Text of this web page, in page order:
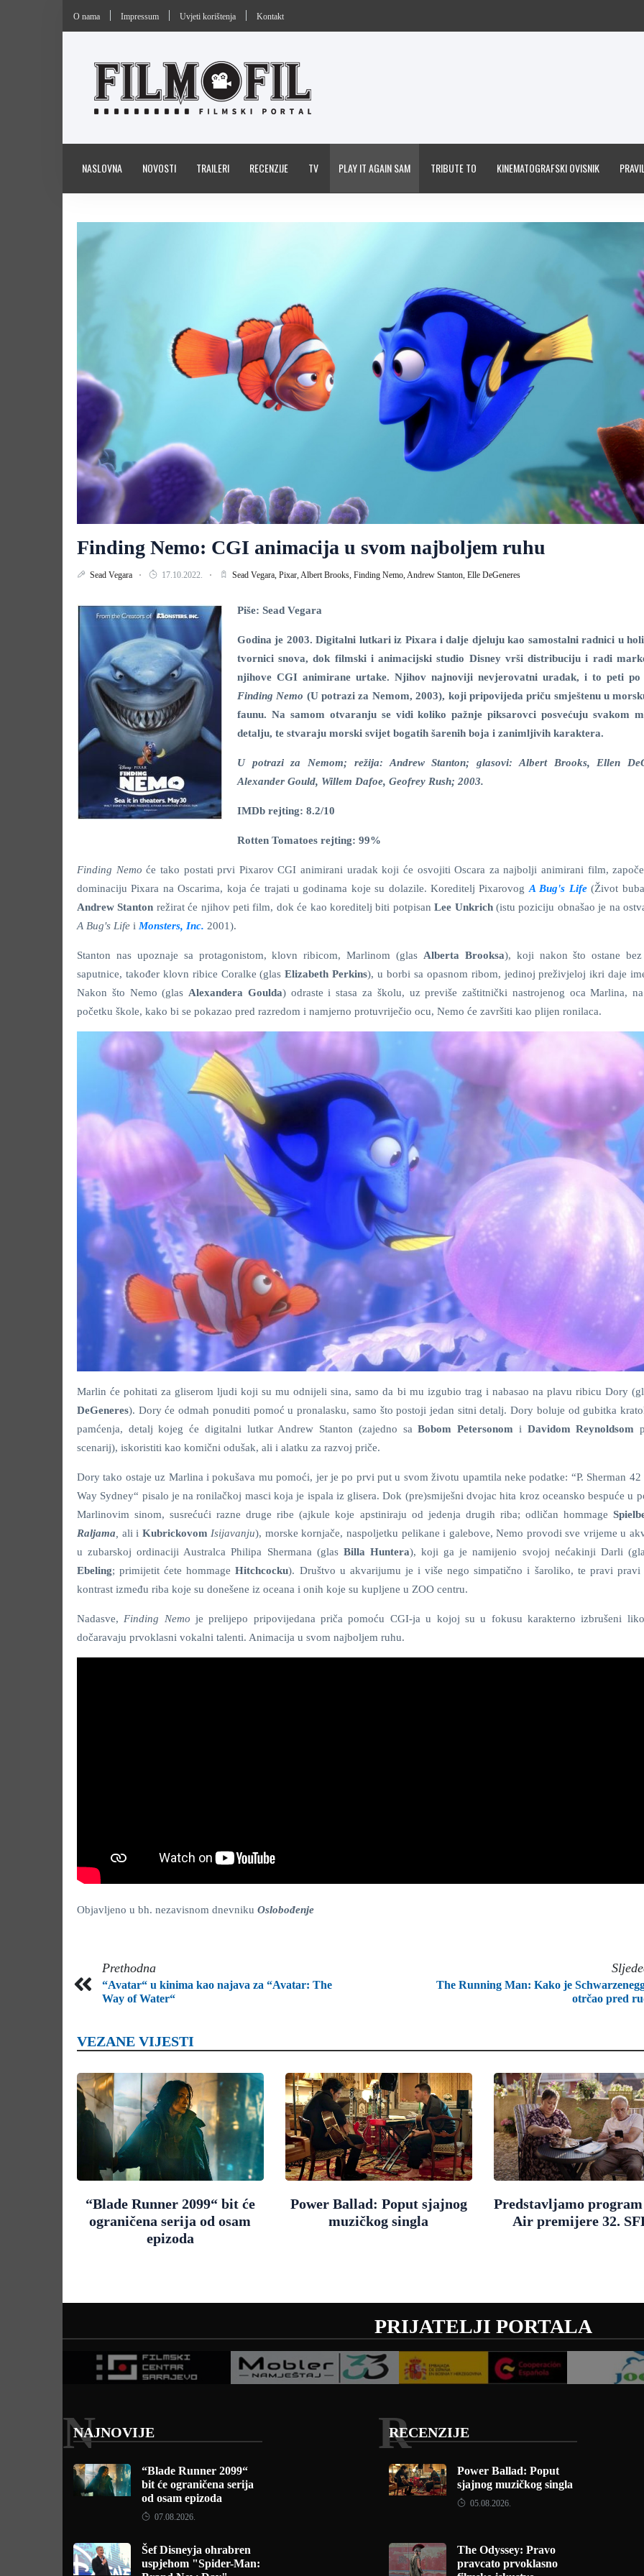
O nama Impressum Uvjeti korištenja Kontakt
NASLOVNA NOVOSTI TRAILERI RECENZIJE TV PLAY IT AGAIN SAM TRIBUTE TO KINEMATOGRAFSKI OVISNIK
Finding Nemo: CGI animacija u svom najboljem ruhu
Sead Vegara 17.10.2022. Sead Vegara, Pixar,Albert Brooks, Finding Nemo,Andrew Stanton, Elle DeGeneres
Piše: Sead Vegara
Godina je 2003. Digitalni lutkari iz Pixara i dalje djeluju kao samostalni radnici u
tvornici snova, dok filmski i animacijski studio Disney vrši distribuciju i radi
njihove CGI animirane urtake. Njihov najnoviji nevjerovatni uradak, i to peti po
Finding Nemo (U potrazi za Nemom, 2003), koji pripovijeda priču smještenu u
faunu. Na samom otvaranju se vidi koliko pažnje piksarovci posvećuju svakom
detalju, te stvaraju morski svijet bogatih šarenih boja i zanimljivih karaktera.
U potrazi za Nemom; režija: Andrew Stanton; glasovi: Albert Brooks, Ellen
Alexander Gould, Willem Dafoe, Geofrey Rush; 2003.
IMDb rejting: 8.2/10
Rotten Tomatoes rejting: 99%
Finding Nemoće tako postati prvi Pixarov CGI animirani uradak koji će osvojiti Oscara za najbolji animirani film,
dominaciju Pixara na Oscarima, koja će trajati u godinama koje su dolazile. Koreditelj Pixarovog A Bug's Life(Život
Andrew Stanton režirat će njihov peti film, dok će kao koreditelj biti potpisanLee Unkrich(istu poziciju obnašao je na
A Bug's Life i Monsters, Inc. 2001).
Stanton nas upoznaje sa protagonistom, klovn ribicom, Marlinom (glas Alberta Brooksa), koji nakon što ostane bez
saputnice, također klovn ribice Coralke (glasElizabeth Perkins), u borbi sa opasnom ribom, jedinoj preživjeloj ikri daje
Nakon što Nemo (glas Alexandera Goulda) odraste i stasa za školu, uz previše zaštitnički nastrojenog oca Marlina,
početku škole, kako bi se pokazao pred razredom i namjerno protuvriječio ocu, Nemo će završiti kao plijen ronilaca.
Marlin će pohitati za gliserom ljudi koji su mu odnijeli sina, samo da bi mu izgubio trag i nabasao na plavu ribicu Dory
DeGeneres). Dory će odmah ponuditi pomoć u pronalasku, samo što postoji jedan sitni detalj. Dory boluje od gubitka
pamćenja, detalj kojeg će digitalni lutkar Andrew Stanton (zajedno saBobom Petersonom i Davidom Reynoldsom
scenarij), iskoristiti kao komični odušak, ali i alatku za razvoj priče.
Dory tako ostaje uz Marlina i pokušava mu pomoći, jer je po prvi put u svom životu upamtila neke podatke: “P. Sherman 42
Way Sydney“ pisalo je na ronilačkoj masci koja je ispala iz glisera. Dok (pre)smiješni dvojac hita kroz oceansko bespuće u
Marlinovim sinom, susrećući razne druge ribe (ajkule koje apstiniraju od jedenja drugih riba; odličan hommage
Raljama
ali i Kubrickovom Isijavanju), morske kornjače, naspoljetku pelikane i galebove, Nemo provodi sve vrijeme u
u zubarskoj ordinaciji Australca Philipa Shermana (glas Billa Huntera), koji ga je namijenio svojoj nećakinji Darli
Ebeling; primijetit ćete hommageHitchcocku). Društvo u akvarijumu je i više nego simpatično i šaroliko, te pravi pravi
kontrast između riba koje su donešene iz oceana i onih koje su kupljene u ZOO centru.
Nadasve, Finding Nemoje prelijepo pripovijedana priča pomoću CGI-ja u kojoj su u fokusu karakterno izbrušeni
dočaravaju prvoklasni vokalni talenti. Animacija u svom najboljem ruhu.
Objavljeno u bh. nezavisnom dnevniku Oslobođenje
Prethodna
“Avatar“ u kinima kao najava za “Avatar: The
Way of Water“
The Running Man: Kako je
otrčao pred
VEZANE VIJESTI
“Blade Runner 2099“ bit će
ograničena serija od osam
epizoda
Power Ballad: Poput sjajnog
muzičkog singla
Predstavljamo
Air premijere 32.
PRIJATELJI PORTALA
NAJNOVIJE
N
“Blade Runner 2099“
bit će ograničena serija
od osam epizoda
07.08.2026.
Šef Disneyja ohrabren
uspjehom "Spider-Man:
RECENZIJE
R
Power Ballad: Poput
sjajnog muzičkog singla
05.08.2026.
The Odyssey: Pravo
pravcato prvoklasno